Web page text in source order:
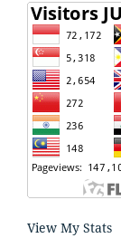
View My Stats